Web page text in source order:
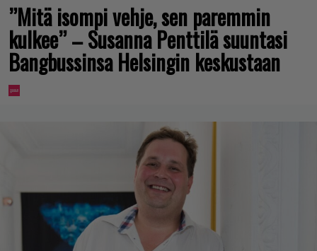
”Mitä isompi vehje, sen paremmin
kulkee” – Susanna Penttilä suuntasi
Bangbussinsa Helsingin keskustaan